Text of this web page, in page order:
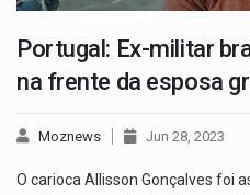
Portugal: Ex-militar
na frente da esposa
Moznews Jun 28, 2023
O carioca Allisson Gonçalves foi